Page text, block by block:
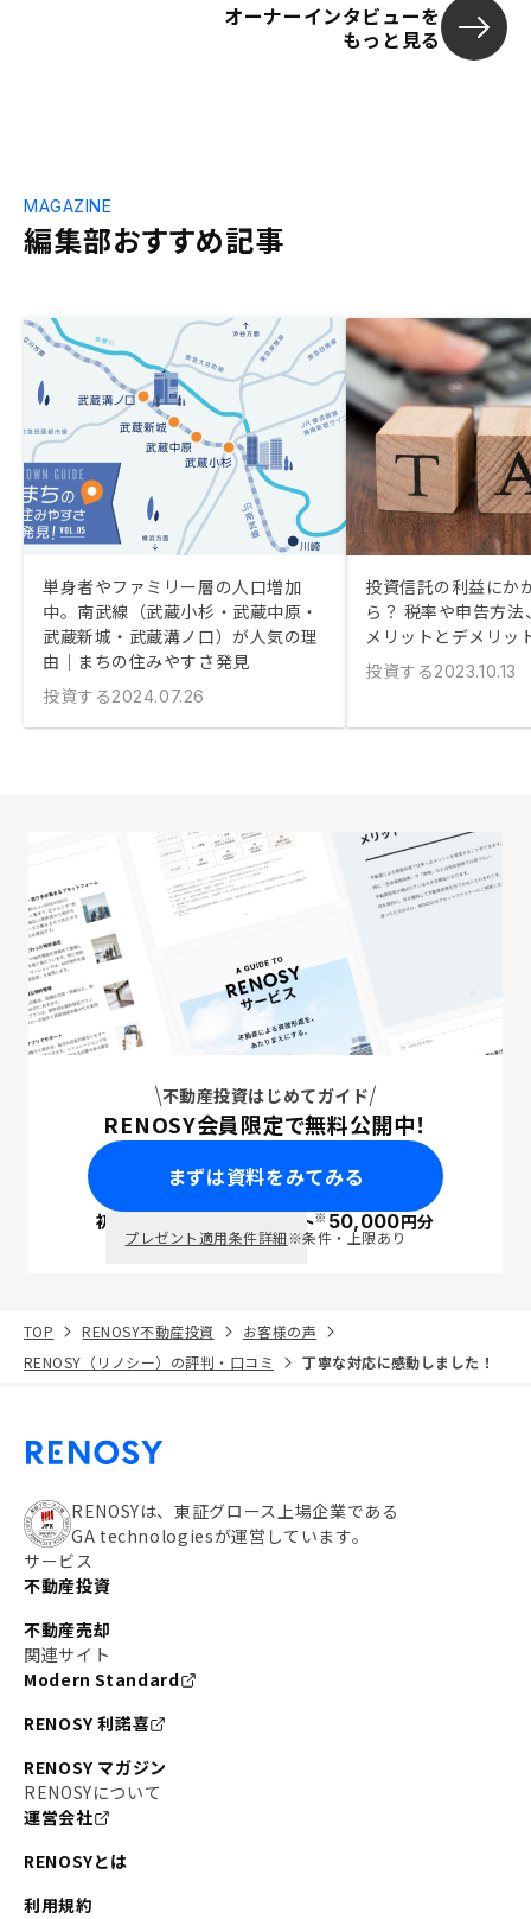
オーナーインタビューを
もっと見る
編集部おすすめ記事
MAGAZINE
単身者やファミリー層の人口増加
中。南武線（武蔵小杉・武蔵中原・
武蔵新城・武蔵溝ノ口）が人気の理
由｜まちの住みやすさ発見
投資する2024.07.26
投資信託の利益にか
ら？ 税率や申告方
メリットとデメリッ
投資する2023.10.13
不動産投資はじめてガイド
RENOSY会員限定で無料公開中！
まずは資料をみてみる
初回面談で ポイント※50,000円分
プレゼント適用条件詳細※条件・上限あり
TOP RENOSY不動産投資
お客様の声
RENOSY（リノシー）の評判・口コミ
丁寧な対応に感動しました！
RENOSYは、東証グロース上場企業である
GA technologiesが運営しています。
サービス
不動産投資
不動産売却
関連サイト
Modern Standard
RENOSY 利諾喜
RENOSY マガジン
RENOSYについて
運営会社
RENOSYとは
利用規約